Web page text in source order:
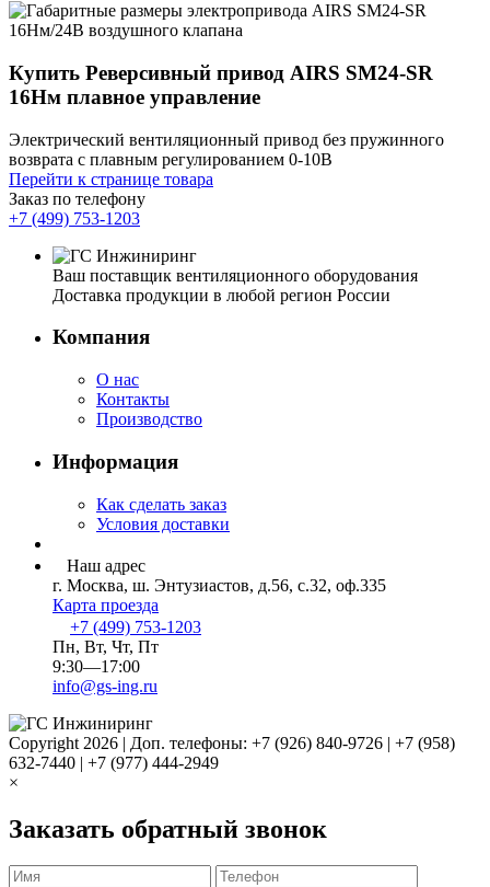
Купить Реверсивный привод AIRS SM24-SR
16Нм плавное управление
Электрический вентиляционный привод без пружинного
возврата с плавным регулированием 0-10В
Перейти к странице товара
Заказ по телефону
+7 (499) 753-1203
Ваш поставщик вентиляционного оборудования
Доставка продукции в любой регион России
Компания
О нас
Контакты
Производство
Информация
Как сделать заказ
Условия доставки
Наш адрес
г. Москва, ш. Энтузиастов, д.56, с.32, оф.335
Карта проезда
+7 (499) 753-1203
Пн, Вт, Чт, Пт
9:30—17:00
info@gs-ing.ru
Copyright 2026 | Доп. телефоны: +7 (926) 840-9726 | +7 (958)
632-7440 | +7 (977) 444-2949
×
Заказать обратный звонок